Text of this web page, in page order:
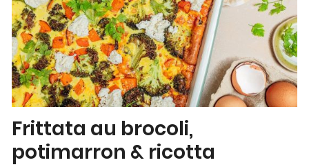
Frittata au brocoli,
potimarron & ricotta